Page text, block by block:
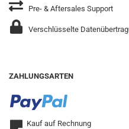
Pre- & Aftersales Support
Verschlüsselte
ZAHLUNGSARTEN
Kauf auf Rechnung